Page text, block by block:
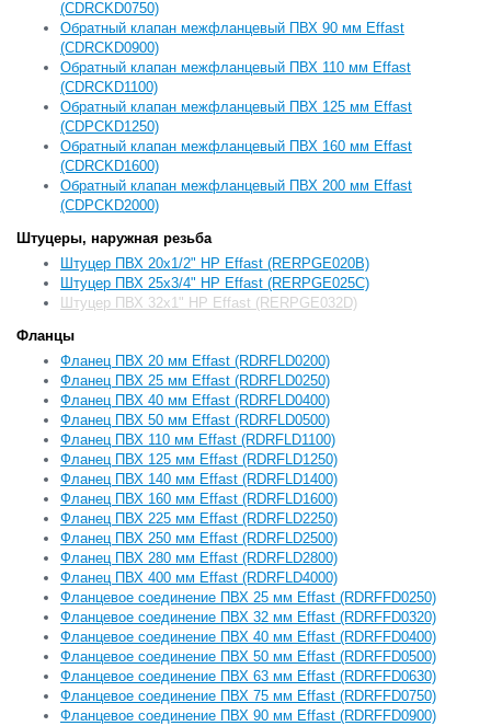
(CDRCKD0750)
Обратный клапан межфланцевый ПВХ 90 мм Effast
(CDRCKD0900)
Обратный клапан межфланцевый ПВХ 110 мм Effast
(CDRCKD1100)
Обратный клапан межфланцевый ПВХ 125 мм Effast
(CDPCKD1250)
Обратный клапан межфланцевый ПВХ 160 мм Effast
(CDRCKD1600)
Обратный клапан межфланцевый ПВХ 200 мм Effast
(CDPCKD2000)
Штуцеры, наружная резьба
Штуцер ПВХ 20х1/2" НР Effast (RERPGE020B)
Штуцер ПВХ 25х3/4" НР Effast (RERPGE025C)
Штуцер ПВХ 32х1" НР Effast (RERPGE032D)
Фланцы
Фланец ПВХ 20 мм Effast (RDRFLD0200)
Фланец ПВХ 25 мм Effast (RDRFLD0250)
Фланец ПВХ 40 мм Effast (RDRFLD0400)
Фланец ПВХ 50 мм Effast (RDRFLD0500)
Фланец ПВХ 110 мм Effast (RDRFLD1100)
Фланец ПВХ 125 мм Effast (RDRFLD1250)
Фланец ПВХ 140 мм Effast (RDRFLD1400)
Фланец ПВХ 160 мм Effast (RDRFLD1600)
Фланец ПВХ 225 мм Effast (RDRFLD2250)
Фланец ПВХ 250 мм Effast (RDRFLD2500)
Фланец ПВХ 280 мм Effast (RDRFLD2800)
Фланец ПВХ 400 мм Effast (RDRFLD4000)
Фланцевое соединение ПВХ 25 мм Effast (RDRFFD0250)
Фланцевое соединение ПВХ 32 мм Effast (RDRFFD0320)
Фланцевое соединение ПВХ 40 мм Effast (RDRFFD0400)
Фланцевое соединение ПВХ 50 мм Effast (RDRFFD0500)
Фланцевое соединение ПВХ 63 мм Effast (RDRFFD0630)
Фланцевое соединение ПВХ 75 мм Effast (RDRFFD0750)
Фланцевое соединение ПВХ 90 мм Effast (RDRFFD0900)